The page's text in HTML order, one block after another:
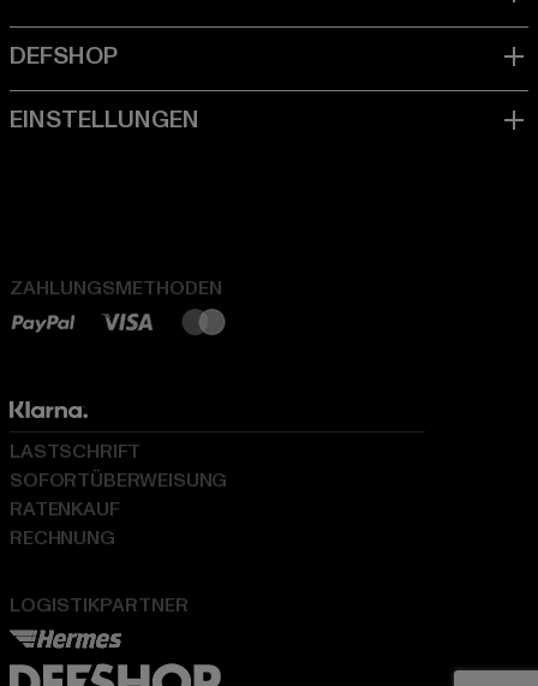
ZAHLUNGSMETHODEN
LOGISTIKPARTNER
LASTSCHRIFT
SOFORTÜBERWEISUNG
RATENKAUF
RECHNUNG